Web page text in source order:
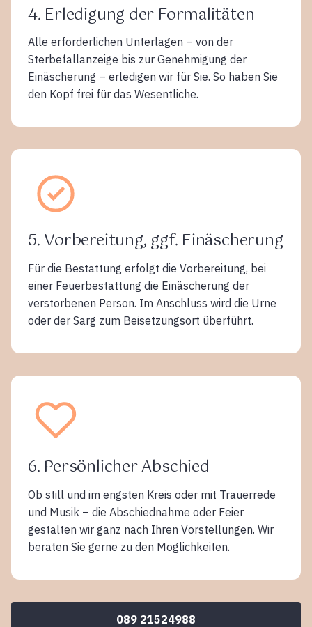
4. Erledigung der Formalitäten
Alle erforderlichen Unterlagen – von der
Sterbefallanzeige bis zur Genehmigung der
Einäscherung – erledigen wir für Sie. So haben Sie
den Kopf frei für das Wesentliche.
5. Vorbereitung, ggf. Einäscherung
Für die Bestattung erfolgt die Vorbereitung, bei
einer Feuerbestattung die Einäscherung der
verstorbenen Person. Im Anschluss wird die Urne
oder der Sarg zum Beisetzungsort überführt.
6. Persönlicher Abschied
Ob still und im engsten Kreis oder mit Trauerrede
und Musik – die Abschiednahme oder Feier
gestalten wir ganz nach Ihren Vorstellungen. Wir
beraten Sie gerne zu den Möglichkeiten.
089 21524988